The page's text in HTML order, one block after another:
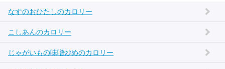
なすのおひたしのカロリー
こしあんのカロリー
じゃがいもの味噌炒めのカロリー